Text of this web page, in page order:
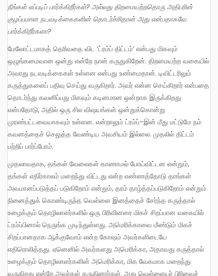
நீங்கள் எப்படிப் பார்க்கிறீர்கள்? அல்லது திறமையற்றதொரு அதிபரின்
குழப்பமான நடவடிக்கைகளின் தொடர்ச்சிதான் அது என்பதாகவே
பார்க்கிறீர்களா?
மேலோட்டமாகத் தெரிவதை விட ‘ட்ரம்ப் திட்டம்’ என்பது மிகவும்
ஒழுங்கமைவான ஒன்று என்றே நான் கருதுகிறேன். திறமையற்ற வகையில்
அவரது நடவடிக்கைகள் உள்ளன என்பது உண்மைதான். டிவிட்டரிலும்
கருத்துகளைப் பதிவு செய்து வருகிறார். அவர் என்ன செய்கிறார் என்பதை
தொடர்ந்து கவனிப்பது மிகவும் கடினமான ஒன்றாக இருக்கிறது
என்பதோடு, அதில் ஒரு சில விஷயங்கள் ஒன்றுக்கொன்று
முரண்பட்டவையாகவும் உள்ளன. என்றாலும் ட்ரம்ப்-இன் மீது மட்டுமே நம்
கவனத்தைச் செலுத்த வேண்டிய அவசியம் இல்லை. முதலில் திட்டம்
பற்றிப் பார்ப்போம்.
முதலாவதாக, தங்கள் வேலைகள் காணாமல் போய்விட்டன என்றும்,
தங்கள் எதிர்காலம் மறைந்து விட்டது என்ற எண்ணத்தோடு தாங்கள்
அவமானப்படுத்தப் படுகிறோம் என்றும், தரம் தாழ்த்தப்படுகிறோம் என்றும்
நினைத்துக் கொண்டிருந்த வெள்ளை இனத்தைச் சேர்ந்த கருத்தால்
உழைக்கும் தொழிலாளர்களில் ஒரு பிரிவினரை மிகச் சிறப்பான வகையில்
ட்ரம்ப்பினால் நெருங்க முடிந்துள்ளது. அமெரிக்காவை மீண்டும் மிகச்
சிறப்பானதாக ஆக்குவோம் என்ற கோஷம் அவர்களிடையே
எதிரொலித்தது. ஏனெனில் அவர்களது அமெரிக்கா, அதாவது கருத்தால்
உழைக்கும் தொழிலாளர்களின் அமெரிக்கா, மிக வேகமாக மறைந்து
வருகிறது என்றே அவர்கள் கருதினார்கள். அது வெள்ளையர் பிரிவைச்